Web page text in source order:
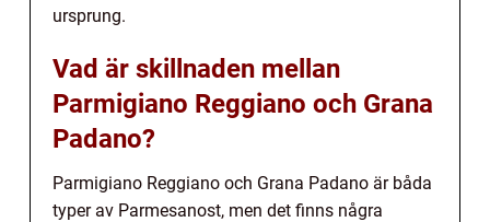
ursprung.
Vad är skillnaden mellan
Parmigiano Reggiano och Grana
Padano?
Parmigiano Reggiano och Grana Padano är båda
typer av Parmesanost, men det finns några